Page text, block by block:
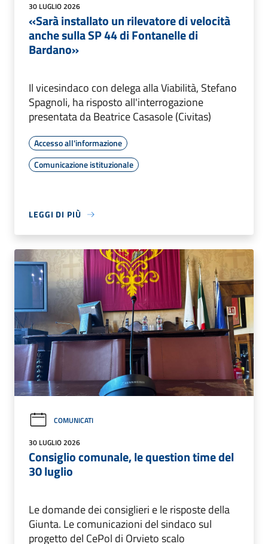
30 LUGLIO 2026
«Sarà installato un rilevatore di velocità
anche sulla SP 44 di Fontanelle di
Bardano»
Il vicesindaco con delega alla Viabilità, Stefano
Spagnoli, ha risposto all'interrogazione
presentata da Beatrice Casasole (Civitas)
Accesso all'informazione
Comunicazione istituzionale
LEGGI DI PIÙ
COMUNICATI
30 LUGLIO 2026
Consiglio comunale, le question time del
30 luglio
Le domande dei consiglieri e le risposte della
Giunta. Le comunicazioni del sindaco sul
progetto del CePol di Orvieto scalo